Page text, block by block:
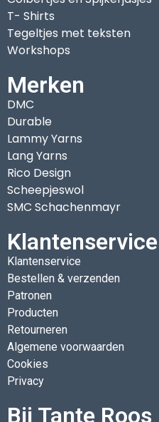
T- Shirts
Tegeltjes met teksten
Workshops
Merken
DMC
Durable
Lammy Yarns
Lang Yarns
Rico Design
Scheepjeswol
SMC Schachenmayr
Klantenservice
Klantenservice
Bestellen & verzenden
Patronen
Producten
Retourneren
Algemene voorwaarden
Cookies
Privacy
Bij Tante Roos